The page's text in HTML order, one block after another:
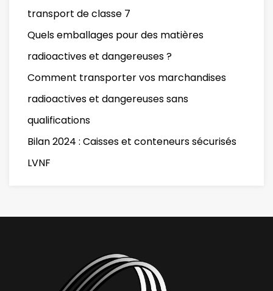
transport de classe 7
Quels emballages pour des matières
radioactives et dangereuses ?
Comment transporter vos marchandises
radioactives et dangereuses sans
qualifications
Bilan 2024 : Caisses et conteneurs sécurisés
LVNF